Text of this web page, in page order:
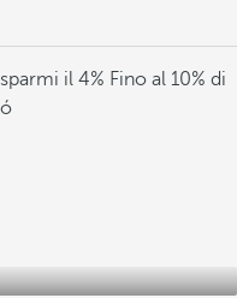
il 4% Fino al 10% di